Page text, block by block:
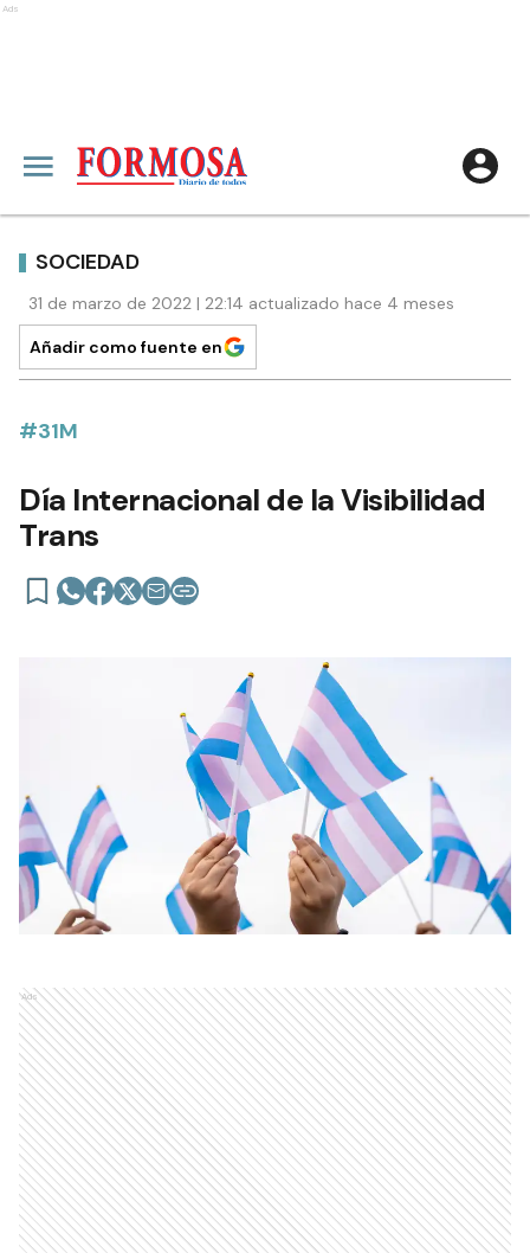
Ads
SOCIEDAD
31 de marzo de 2022 | 22:14 actualizado hace 4 meses
Añadir como fuente en
#31M
Día Internacional de la Visibilidad
Trans
Ads